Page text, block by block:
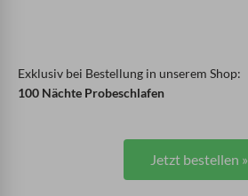
Exklusiv bei Bestellung in unserem Shop:
100 Nächte Probeschlafen
Jetzt bestellen »